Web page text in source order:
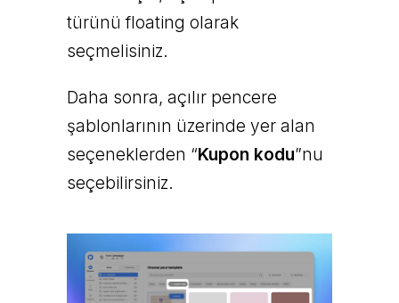
türünü floating olarak
seçmelisiniz.
Daha sonra, açılır pencere
şablonlarının üzerinde yer alan
seçeneklerden “Kupon kodu”nu
seçebilirsiniz.